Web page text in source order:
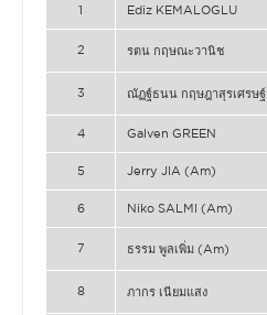
1 Ediz KEMALOGLU
2 รตน กฤษณะวานิช
3 ณัฏฐ์ธนน กฤษฎาสุรเศรษฐ์
4 Galven GREEN
5 Jerry JIA (Am)
6 Niko SALMI (Am)
7 ธรรม พูลเพิ่ม (Am)
8 ภากร เนียมแสง